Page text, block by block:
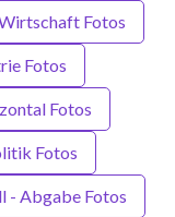
Fotos
Fotos
Fotos
Fotos
- Abgabe Fotos